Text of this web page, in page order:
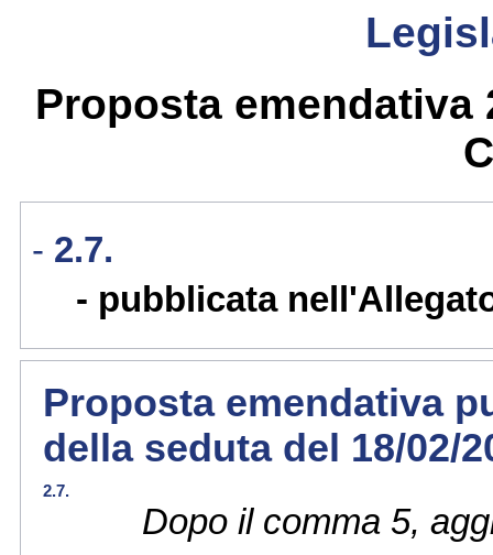
Proposta emendativa
2.7.
pubblicata
Proposta emendativa
della seduta del 18/02/
2.7.
Dopo il comma 5,